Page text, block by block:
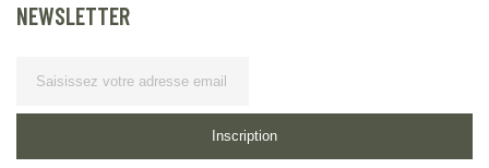
NEWSLETTER
Inscription